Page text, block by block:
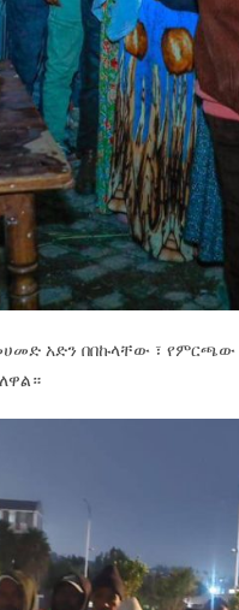
አድን በበኩላቸው ፣